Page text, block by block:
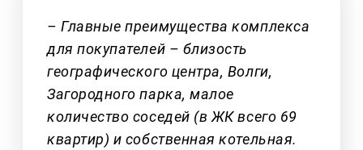
– Главные преимущества комплекса
для покупателей – близость
географического центра, Волги,
Загородного парка, малое
количество соседей (в ЖК всего 69
квартир) и собственная котельная.